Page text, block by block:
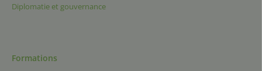
Diplomatie et gouvernance
Formations